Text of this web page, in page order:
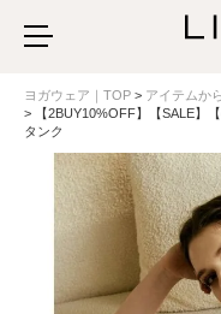
ヨガウェア｜TOP アイテムか
【2BUY10%OFF】【SALE】
タンク